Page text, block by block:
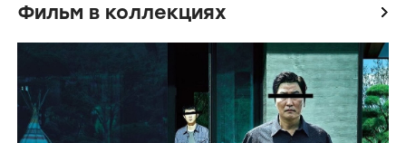
Фильм в коллекциях icon